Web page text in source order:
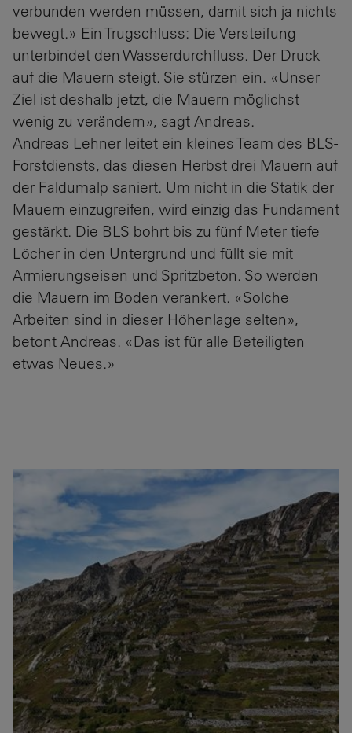
verbunden werden müssen, damit sich ja nichts
bewegt.» Ein Trugschluss: Die Versteifung
unterbindet den Wasserdurchfluss. Der Druck
auf die Mauern steigt. Sie stürzen ein. «Unser
Ziel ist deshalb jetzt, die Mauern möglichst
wenig zu verändern», sagt Andreas.
Andreas Lehner leitet ein kleines Team des BLS-
Forstdiensts, das diesen Herbst drei Mauern auf
der Faldumalp saniert. Um nicht in die Statik der
Mauern einzugreifen, wird einzig das Fundament
gestärkt. Die BLS bohrt bis zu fünf Meter tiefe
Löcher in den Untergrund und füllt sie mit
Armierungseisen und Spritzbeton. So werden
die Mauern im Boden verankert. «Solche
Arbeiten sind in dieser Höhenlage selten»,
betont Andreas. «Das ist für alle Beteiligten
etwas Neues.»